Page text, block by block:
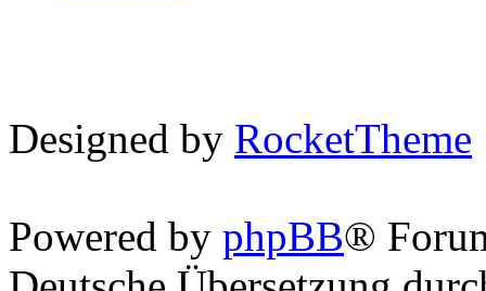
Designed by RocketTheme
Powered by phpBB®